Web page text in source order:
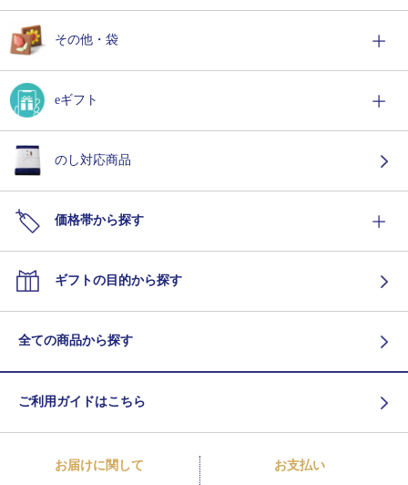
その他・袋
eギフト
のし対応商品
価格帯から探す
ギフトの目的から探す
全ての商品から探す
ご利用ガイドはこちら
お届けに関して お支払い